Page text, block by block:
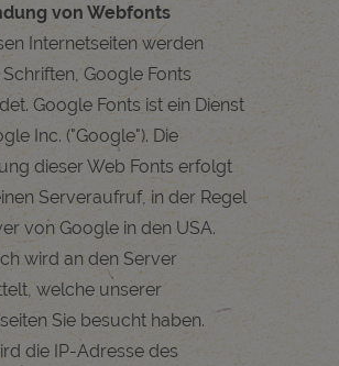
von Webfonts
Internetseiten werden
Google Fonts
Google Fonts ist ein Dienst
Inc. ("Google"). Die
dieser Web Fonts erfolgt
Serveraufruf, in der Regel
von Google in den USA.
wird an den Server
welche unserer
Sie besucht haben.
die IP-Adresse des